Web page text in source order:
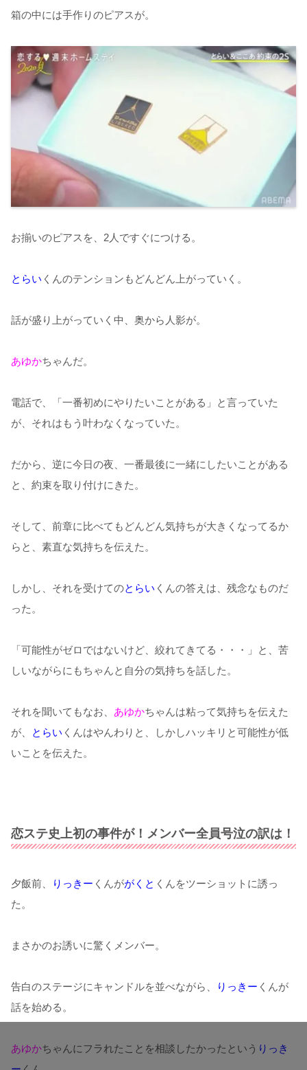
箱の中には手作りのピアスが。
お揃いのピアスを、2人ですぐにつける。
とらい くんのテンションもどんどん上がっていく。
話が盛り上がっていく中、奥から人影が。
あゆかちゃんだ。
電話で、「一番初めにやりたいことがある」と言っていた
が、それはもう叶わなくなっていた。
だから、逆に今日の夜、一番最後に一緒にしたいことがある
と、約束を取り付けにきた。
そして、前章に比べてもどんどん気持ちが大きくなってるか
らと、素直な気持ちを伝えた。
しかし、それを受けてのとらい くんの答えは、残念なものだ
った。
「可能性がゼロではないけど、絞れてきてる・・・」と、苦
しいながらにもちゃんと自分の気持ちを話した。
それを聞いてもなお、 あゆかちゃんは粘って気持ちを伝えた
が、
とらい くんはやんわりと、しかしハッキリと可能性が低
いことを伝えた。
恋ステ史上初の事件が！メンバー全員号泣の訳は！
夕飯前、 りっきー くんががくと くんをツーショットに誘っ
た。
まさかのお誘いに驚くメンバー。
告白のステージにキャンドルを並べながら、 りっきー くんが
話を始める。
あゆかちゃんにフラれたことを相談したかったという りっき